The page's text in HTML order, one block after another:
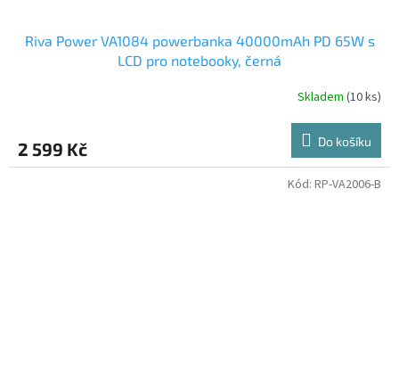
Riva Power VA1084 powerbanka 40000mAh PD 65W s
LCD pro notebooky, černá
Skladem (10 ks)
2 599 Kč Do košíku
Kód: RP-VA2006-B